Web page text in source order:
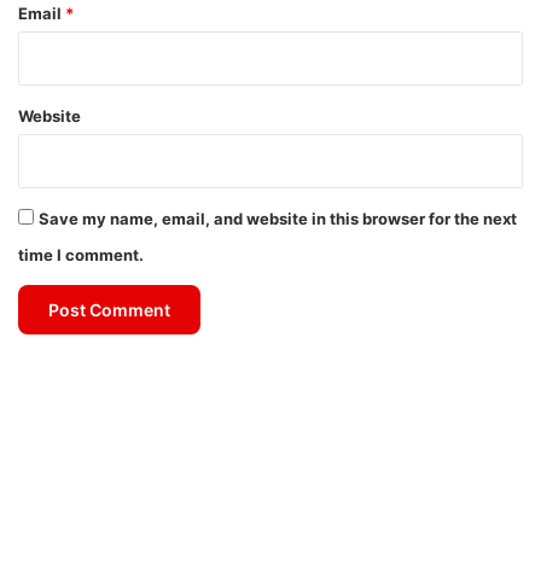
Email *
Website
Save my name, email, and website in this browser for the next
time I comment.